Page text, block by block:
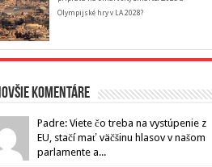
Olympijské hry v LA 2028?
komentáre
Padre: Viete čo treba na vystúpenie z
EU, stačí mať väčšinu hlasov v našom
parlamente a...